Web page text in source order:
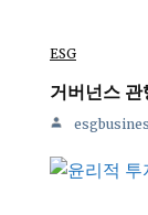
ESG
거버넌스